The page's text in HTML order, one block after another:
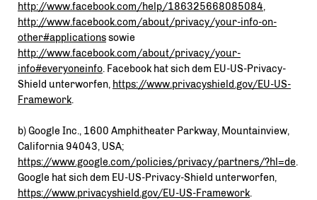
http://www.facebook.com/help/186325668085084,
http://www.facebook.com/about/privacy/your-info-on-
other#applicationssowie
http://www.facebook.com/about/privacy/your-
info#everyoneinfo. Facebook hat sich dem EU-US-Privacy-
Shield unterworfen, https://www.privacyshield.gov/EU-US-
Framework.
b) Google Inc., 1600 Amphitheater Parkway, Mountainview,
California 94043, USA;
https://www.google.com/policies/privacy/partners/?hl=de.
Google hat sich dem EU-US-Privacy-Shield unterworfen,
https://www.privacyshield.gov/EU-US-Framework.